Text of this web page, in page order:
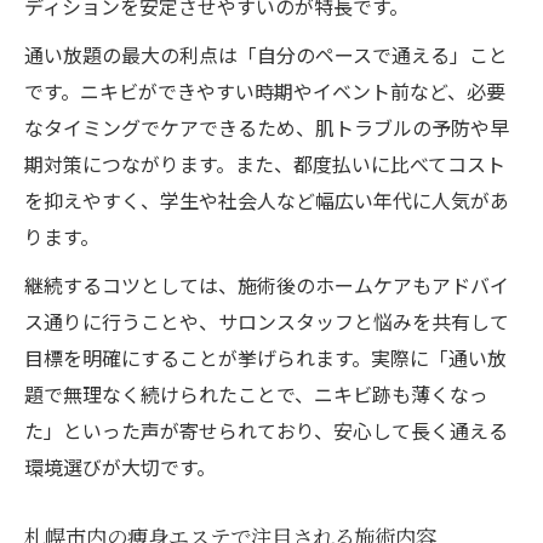
ディションを安定させやすいのが特長です。
通い放題の最大の利点は「自分のペースで通える」こと
です。ニキビができやすい時期やイベント前など、必要
なタイミングでケアできるため、肌トラブルの予防や早
期対策につながります。また、都度払いに比べてコスト
を抑えやすく、学生や社会人など幅広い年代に人気があ
ります。
継続するコツとしては、施術後のホームケアもアドバイ
ス通りに行うことや、サロンスタッフと悩みを共有して
目標を明確にすることが挙げられます。実際に「通い放
題で無理なく続けられたことで、ニキビ跡も薄くなっ
た」といった声が寄せられており、安心して長く通える
環境選びが大切です。
札幌市内の痩身エステで注目される施術内容